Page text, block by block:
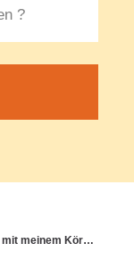
Wie kann ich mit meinem Körper versöhnt leben – auch bei Erkrankung?